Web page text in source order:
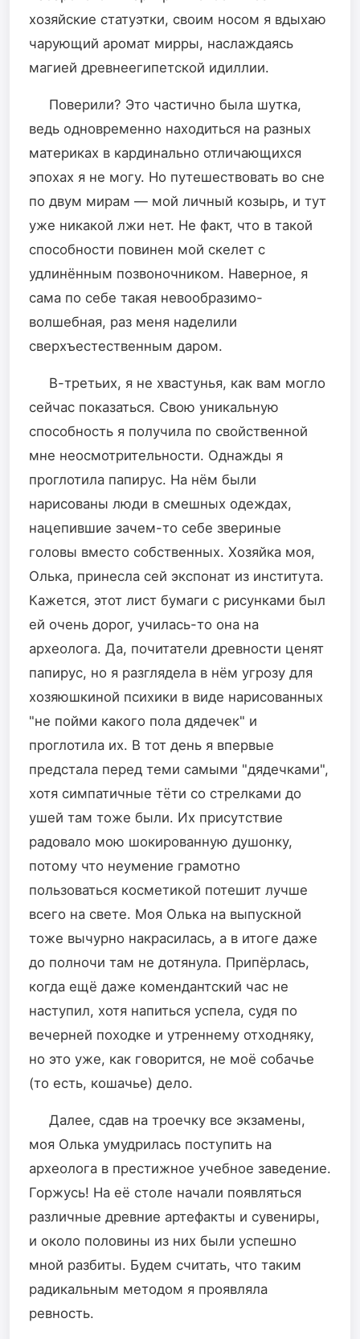
хозяйские статуэтки, своим носом я вдыхаю
чарующий аромат мирры, наслаждаясь
магией древнеегипетской идиллии.
Поверили? Это частично была шутка,
ведь одновременно находиться на разных
материках в кардинально отличающихся
эпохах я не могу. Но путешествовать во сне
по двум мирам — мой личный козырь, и тут
уже никакой лжи нет. Не факт, что в такой
способности повинен мой скелет с
удлинённым позвоночником. Наверное, я
сама по себе такая невообразимо-
волшебная, раз меня наделили
сверхъестественным даром.
В-третьих, я не хвастунья, как вам могло
сейчас показаться. Свою уникальную
способность я получила по свойственной
мне неосмотрительности. Однажды я
проглотила папирус. На нём были
нарисованы люди в смешных одеждах,
нацепившие зачем-то себе звериные
головы вместо собственных. Хозяйка моя,
Олька, принесла сей экспонат из института.
Кажется, этот лист бумаги с рисунками был
ей очень дорог, училась-то она на
археолога. Да, почитатели древности ценят
папирус, но я разглядела в нём угрозу для
хозяюшкиной психики в виде нарисованных
"не пойми какого пола дядечек" и
проглотила их. В тот день я впервые
предстала перед теми самыми "дядечками",
хотя симпатичные тёти со стрелками до
ушей там тоже были. Их присутствие
радовало мою шокированную душонку,
потому что неумение грамотно
пользоваться косметикой потешит лучше
всего на свете. Моя Олька на выпускной
тоже вычурно накрасилась, а в итоге даже
до полночи там не дотянула. Припëрлась,
когда ещё даже комендантский час не
наступил, хотя напиться успела, судя по
вечерней походке и утреннему отходняку,
но это уже, как говорится, не моё собачье
(то есть, кошачье) дело.
Далее, сдав на троечку все экзамены,
моя Олька умудрилась поступить на
археолога в престижное учебное заведение.
Горжусь! На её столе начали появляться
различные древние артефакты и сувениры,
и около половины из них были успешно
мной разбиты. Будем считать, что таким
радикальным методом я проявляла
ревность.